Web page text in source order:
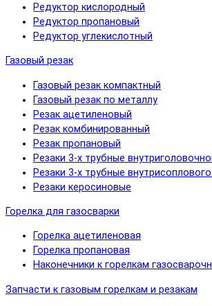
Редуктор кислородный
Редуктор пропановый
Редуктор углекислотный
Газовый резак
Газовый резак компактный
Газовый резак по металлу
Резак ацетиленовый
Резак комбинированный
Резак пропановый
Резаки 3-х трубные
Резаки 3-х трубные
Резаки керосиновые
Горелка для газосварки
Горелка ацетиленовая
Горелка пропановая
Наконечники к горелкам
Запчасти к газовым горелкам и резакам